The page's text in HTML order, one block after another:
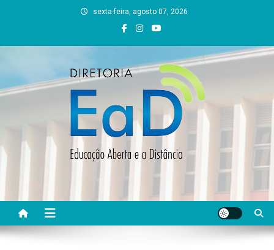
sexta-feira, agosto 07, 2026
DEAD UFVJM